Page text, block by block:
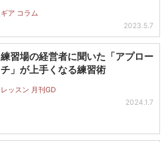
ギア コラム
2023.5.7
練習場の経営者に聞いた「アプロー
チ」が上手くなる練習術
レッスン 月刊GD
2024.1.7